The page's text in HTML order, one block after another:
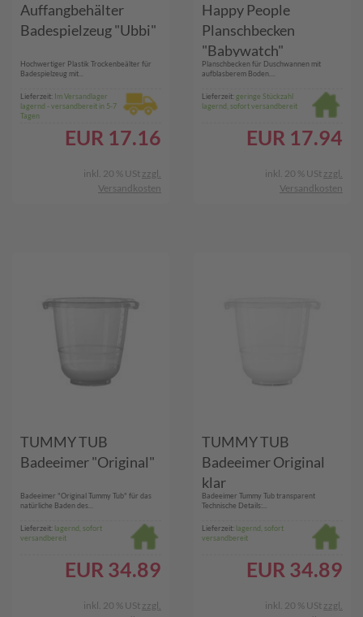
Auffangbehälter
Badespielzeug "Ubbi"
Hochwertiger Plastik Trockenbeälter für
Badespielzeug mit...
Lieferzeit: Im Versandlager
lagernd - versandbereit in 5-7
Tagen
EUR 17.16
inkl. 20 % USt zzgl.
Versandkosten
Happy People
Planschbecken
"Babywatch"
Planschbecken für Duschwannen mit
aufblasberem Boden....
Lieferzeit:geringe Stückzahl
lagernd, sofort versandbereit
EUR 17.94
inkl. 20 % USt zzgl.
Versandkosten
TUMMY TUB
Badeeimer "Original"
Badeeimer "Original Tummy Tub" für das
natürliche Baden des...
Lieferzeit: lagernd, sofort
versandbereit
EUR 34.89
inkl. 20 % USt zzgl.
TUMMY TUB
Badeeimer Original
klar
Badeeimer Tummy Tub transparent
Technische Details:...
Lieferzeit: lagernd, sofort
versandbereit
EUR 34.89
inkl. 20 % USt zzgl.